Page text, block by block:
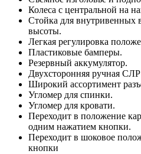
Колеса с центральной на
Стойка для внутривенных
высоты.
Легкая регулировка
Пластиковые бамперы.
Резервный аккумулятор.
Двухсторонняя ручная
Широкий ассортимент
Угломер для спинки.
Угломер для кровати.
Переходит в положение
одним нажатием кнопки.
Переходит в шоковое
кнопки